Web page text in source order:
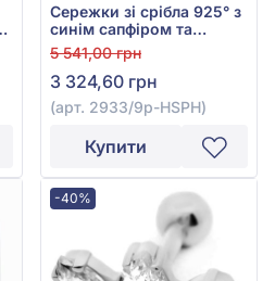
Сережки зі срібла 925° з
синім сапфіром та
фіанітом, арт. 2933/9р-
HSPH
5 541,00 грн
3 324,60 грн
(арт. 2933/9р-HSPH)
Купити
-40%